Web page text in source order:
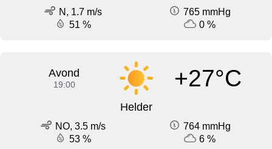
N, 1.7 m/s
765 mmHg
51 %
0 %
Avond
19:00 +27°C
Helder
NO, 3.5 m/s
764 mmHg
53 %
6 %